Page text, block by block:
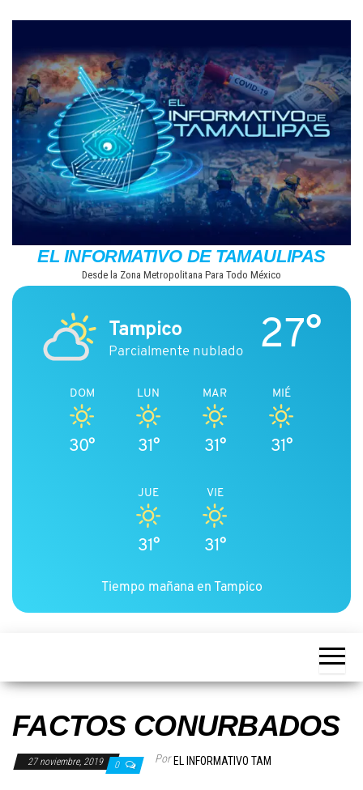
contenido
EL INFORMATIVO DE TAMAULIPAS
Desde la Zona Metropolitana Para Todo México
Tampico
Parcialmente nublado 27°
DOM
30°
LUN
31°
MAR
31°
MIÉ
31°
JUE
31°
VIE
31°
Tiempo mañana en Tampico
FACTOS CONURBADOS
27 noviembre, 2019 0 Por EL INFORMATIVO TAM